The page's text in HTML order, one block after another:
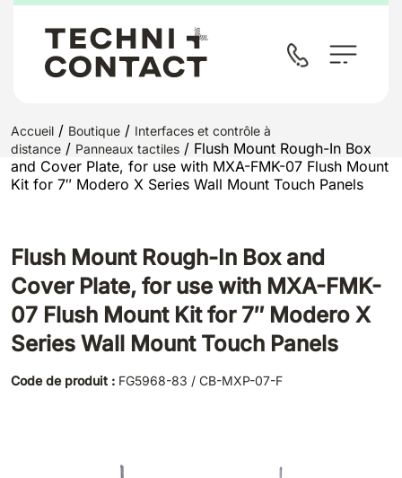
Accueil / Boutique / Interfaces et contrôle à
distance / Panneaux tactiles / Flush Mount Rough-In Box
and Cover Plate, for use with MXA-FMK-07 Flush Mount
Kit for 7″ Modero X Series Wall Mount Touch Panels
Flush Mount Rough-In Box and
Cover Plate, for use with MXA-FMK-
07 Flush Mount Kit for 7″ Modero X
Series Wall Mount Touch Panels
Code de produit : FG5968-83 / CB-MXP-07-F